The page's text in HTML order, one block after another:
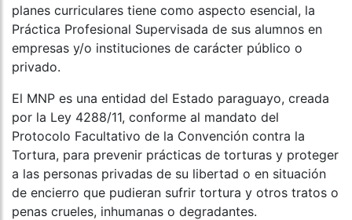
planes curriculares tiene como aspecto esencial, la
Práctica Profesional Supervisada de sus alumnos en
empresas y/o instituciones de carácter público o
privado.
El MNP es una entidad del Estado paraguayo, creada
por la Ley 4288/11, conforme al mandato del
Protocolo Facultativo de la Convención contra la
Tortura, para prevenir prácticas de torturas y proteger
a las personas privadas de su libertad o en situación
de encierro que pudieran sufrir tortura y otros tratos o
penas crueles, inhumanas o degradantes.